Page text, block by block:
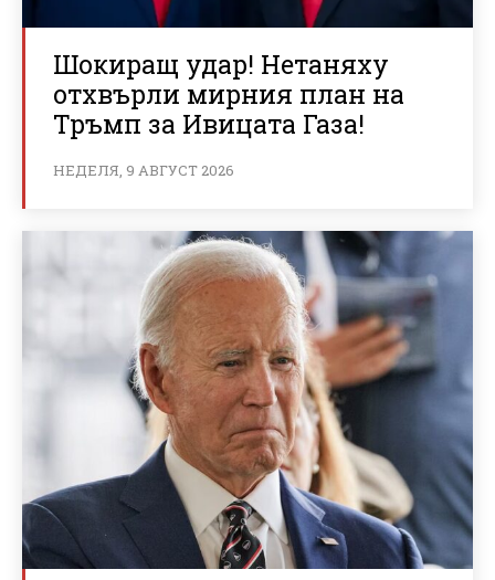
Шокиращ удар! Нетаняху
отхвърли мирния план на
Тръмп за Ивицата Газа!
НЕДЕЛЯ, 9 АВГУСТ 2026